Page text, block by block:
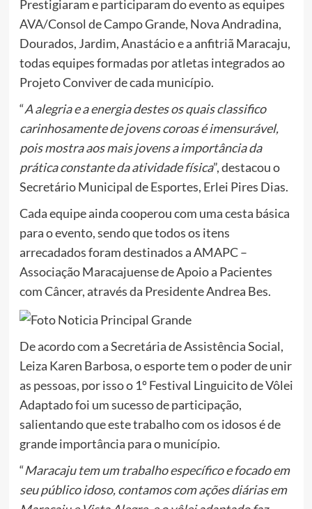
Prestigiaram e participaram do evento as equipes
AVA/Consol de Campo Grande, Nova Andradina,
Dourados, Jardim, Anastácio e a anfitriã Maracaju,
todas equipes formadas por atletas integrados ao
Projeto Conviver de cada município.
“A alegria e a energia destes os quais classifico
carinhosamente de jovens coroas é imensurável,
pois mostra aos mais jovens a importância da
prática constante da atividade física”, destacou o
Secretário Municipal de Esportes, Erlei Pires Dias.
Cada equipe ainda cooperou com uma cesta básica
para o evento, sendo que todos os itens
arrecadados foram destinados a AMAPC –
Associação Maracajuense de Apoio a Pacientes
com Câncer, através da Presidente Andrea Bes.
De acordo com a Secretária de Assistência Social,
Leiza Karen Barbosa, o esporte tem o poder de unir
as pessoas, por isso o 1º Festival Linguicito de Vôlei
Adaptado foi um sucesso de participação,
salientando que este trabalho com os idosos é de
grande importância para o município.
“Maracaju tem um trabalho específico e focado em
seu público idoso, contamos com ações diárias em